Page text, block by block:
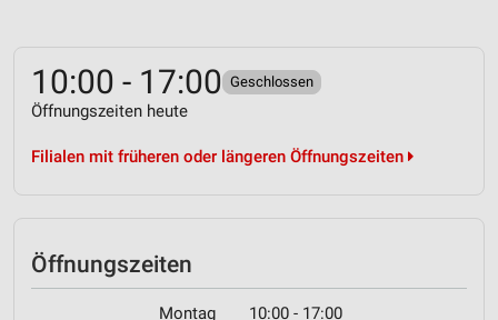
10:00 - 17:00 Geschlossen
Öffnungszeiten heute
Filialen mit früheren oder längeren Öffnungszeiten
Öffnungszeiten
Montag 10:00 - 17:00